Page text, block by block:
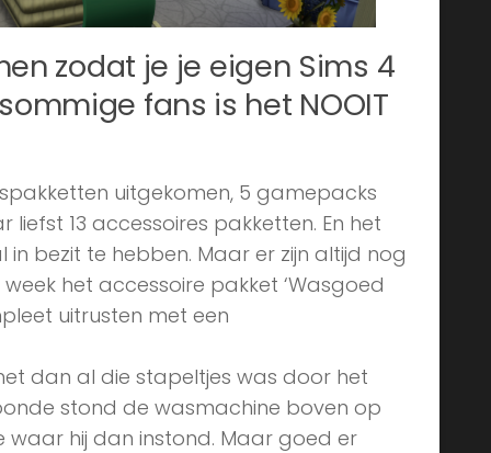
zodat je je eigen Sims 4
fans is het NOOIT
uitgekomen, 5 gamepacks
13 accessoires pakketten. En het
bezit te hebben. Maar er zijn altijd nog
het accessoire pakket ‘Wasgoed
uitrusten met een
dan al die stapeltjes was door het
stond de wasmachine boven op
waar hij dan instond. Maar goed er